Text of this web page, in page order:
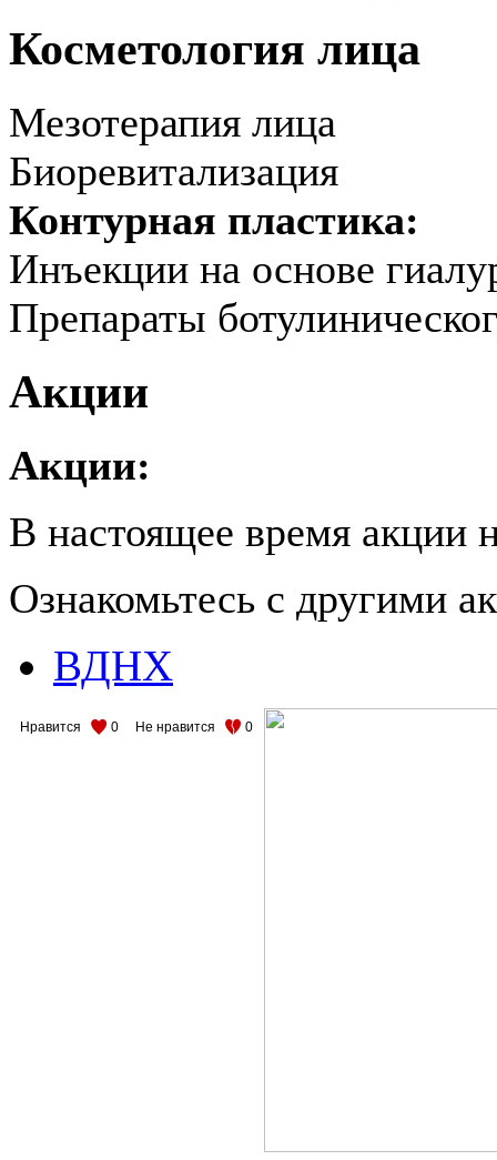
Косметология лица
Мезотерапия лица
Биоревитализация
Контурная пластика:
Инъекции на основе
Препараты
Акции
Акции:
В настоящее время акции
Ознакомьтесь с другими
ВДНХ
Нравится 0 Не нравится 0